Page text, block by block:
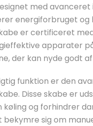
med
energiforbruget
er certificeret
apparater
der kan nyde godt
funktion er den
Disse skabe er
og forhindrer
bekymre sig om